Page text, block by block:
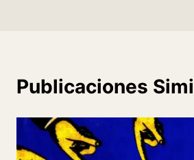
Publicaciones